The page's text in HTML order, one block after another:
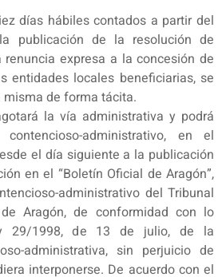
días hábiles contados a partir del
publicación de la resolución de
expresa a la concesión de
entidades locales beneficiarias, se
de forma tácita.
la vía administrativa y podrá
contencioso-administrativo, en el
el día siguiente a la publicación
en el “Boletín Oficial de Aragón”,
administrativo del Tribunal
Aragón, de conformidad con lo
29/1998, de 13 de julio, de la
administrativa, sin perjuicio de
interponerse. De acuerdo con el